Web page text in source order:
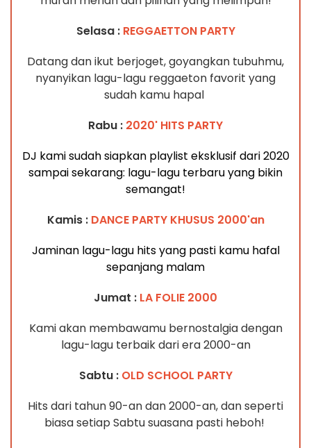
Selasa : REGGAETTON PARTY
Datang dan ikut berjoget, goyangkan tubuhmu,
nyanyikan lagu-lagu reggaeton favorit yang
sudah kamu hapal
Rabu : 2020' HITS PARTY
DJ kami sudah siapkan playlist eksklusif dari 2020
sampai sekarang: lagu-lagu terbaru yang bikin
semangat!
Kamis : DANCE PARTY KHUSUS 2000'an
Jaminan lagu-lagu hits yang pasti kamu hafal
sepanjang malam
Jumat : LA FOLIE 2000
Kami akan membawamu bernostalgia dengan
lagu-lagu terbaik dari era 2000-an
Sabtu : OLD SCHOOL PARTY
Hits dari tahun 90-an dan 2000-an, dan seperti
biasa setiap Sabtu suasana pasti heboh!